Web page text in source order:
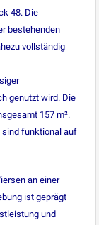
48. Die
bestehenden
vollständig
genutzt wird. Die
157 m².
sind funktional auf
an einer
ist geprägt
und